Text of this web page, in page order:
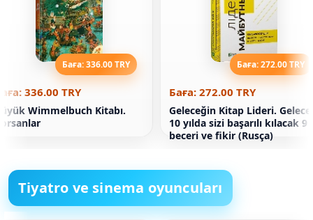
Баға: 336.00 TRY
336.00 TRY
Wimmelbuch Kitabı.
Баға: 272.00 TRY
Баға: 272.00 TRY
Geleceğin Kitap Lideri.
10 yılda sizi başarılı kılacak 9
beceri ve fikir (Rusça)
Tiyatro ve sinema oyuncuları